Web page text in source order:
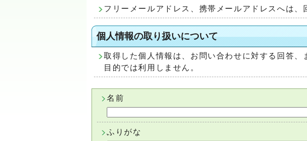
フリーメールアドレス、携帯メールアドレスへは、
個人情報の取り扱いについて
取得した個人情報は、お問い合わせに対する回答
目的では利用しません。
名前
ふりがな